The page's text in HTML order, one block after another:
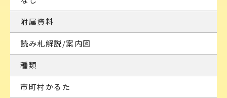
附属資料
読み札解説/案内図
種類
市町村かるた